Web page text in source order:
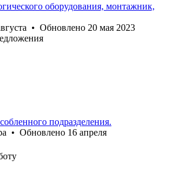
оборудования, монтажник,
• Обновлено 20 мая 2023
подразделения.
• Обновлено 16 апреля